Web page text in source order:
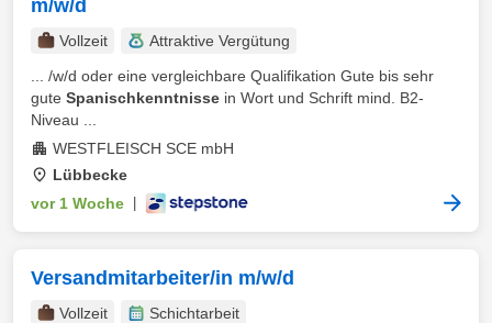
m/w/d
Vollzeit
Attraktive Vergütung
... /w/d oder eine vergleichbare Qualifikation Gute bis sehr
gute Spanischkenntnisse in Wort und Schrift mind. B2-
Niveau ...
WESTFLEISCH SCE mbH
Lübbecke
vor 1 Woche
Versandmitarbeiter/in m/w/d
Vollzeit
Schichtarbeit